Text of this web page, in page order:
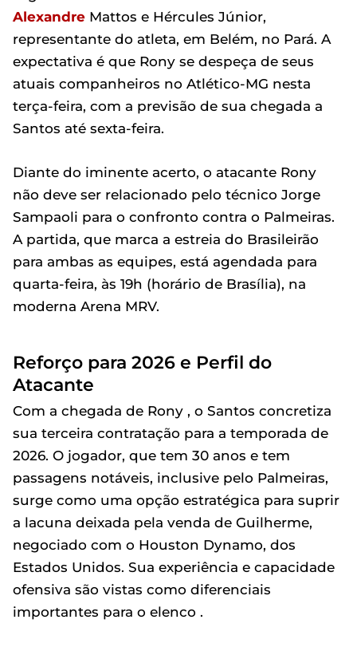
Alexandre Mattos e Hércules Júnior,
representante do atleta, em Belém, no Pará. A
expectativa é que Rony se despeça de seus
atuais companheiros no Atlético-MG nesta
terça-feira, com a previsão de sua chegada a
Santos até sexta-feira.
Diante do iminente acerto, o atacante Rony
não deve ser relacionado pelo técnico Jorge
Sampaoli para o confronto contra o Palmeiras.
A partida, que marca a estreia do Brasileirão
para ambas as equipes, está agendada para
quarta-feira, às 19h (horário de Brasília), na
moderna Arena MRV.
Reforço para 2026 e Perfil do
Atacante
Com a chegada de Rony , o Santos concretiza
sua terceira contratação para a temporada de
2026. O jogador, que tem 30 anos e tem
passagens notáveis, inclusive pelo Palmeiras,
surge como uma opção estratégica para suprir
a lacuna deixada pela venda de Guilherme,
negociado com o Houston Dynamo, dos
Estados Unidos. Sua experiência e capacidade
ofensiva são vistas como diferenciais
importantes para o elenco .